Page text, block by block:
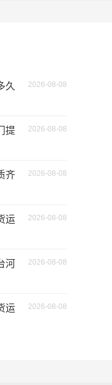
装载体积
15立方
2026-08-08
久
2026-08-08
提
2026-08-08
齐
2026-08-08
运
2026-08-08
河
2026-08-08
运